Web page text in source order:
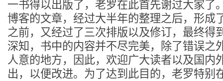
一书得以出版了，老罗在此首先谢过大家了
博客的文章，经过大半年的整理之后，形成
之前，又经过了三次排版以及修订，最终得
深知，书中的内容并不尽完美，除了错误之
人意的地方，因此，欢迎广大读者以及国内
出，以便改进。为了达到此目的，老罗特别